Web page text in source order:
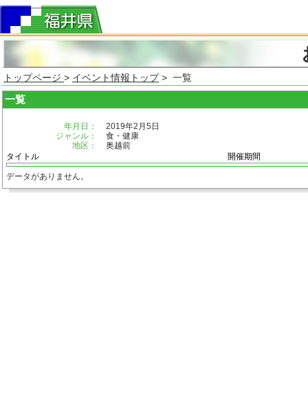
トップページ > イベント情報トップ> 一覧
一覧
年月日：
2019年2月5日
ジャンル：
食・健康
地区：
奥越前
タイトル
開催期間
データがありません。